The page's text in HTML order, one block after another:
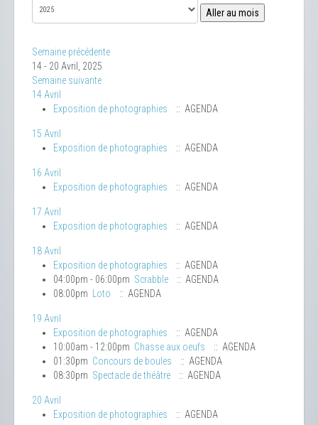
Aller au mois
Semaine précédente
14 - 20 Avril, 2025
Semaine suivante
14 Avril
Exposition de photographies
:: AGENDA
15 Avril
Exposition de photographies
:: AGENDA
16 Avril
Exposition de photographies
:: AGENDA
17 Avril
Exposition de photographies
:: AGENDA
18 Avril
Exposition de photographies
:: AGENDA
04:00pm - 06:00pm Scrabble
:: AGENDA
08:00pm Loto :: AGENDA
19 Avril
Exposition de photographies
:: AGENDA
10:00am - 12:00pm Chasse aux oeufs
:: AGENDA
01:30pm Concours de boules
:: AGENDA
08:30pm Spectacle de théâtre :: AGENDA
20 Avril
Exposition de photographies
:: AGENDA